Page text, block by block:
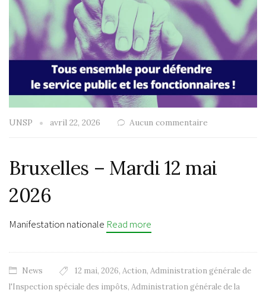
UNSP avril 22, 2026 Aucun commentaire
Bruxelles – Mardi 12 mai
2026
Manifestation nationale Read more
News 12 mai, 2026, Action, Administration générale de
l'Inspection spéciale des impôts, Administration générale de la